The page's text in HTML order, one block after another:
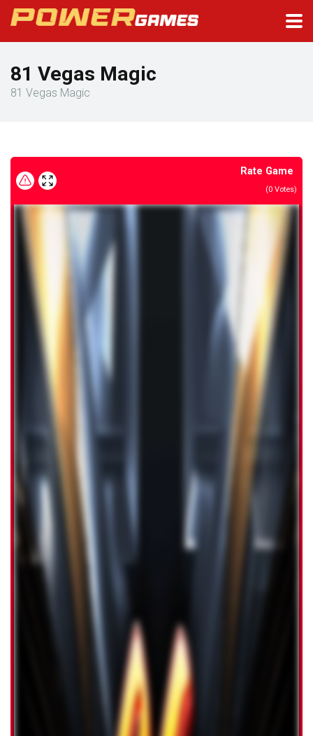
81 Vegas Magic
81 Vegas Magic
Rate Game
(0 Votes)